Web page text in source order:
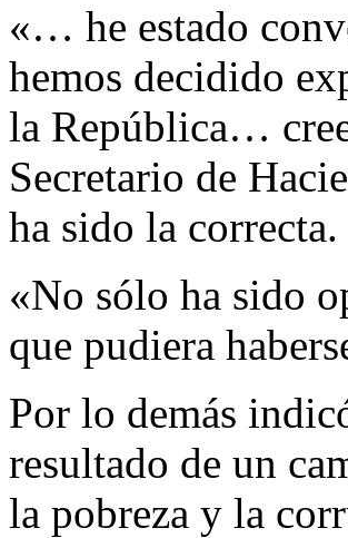
«… he estado
hemos decidido
la República…
Secretario de
ha sido la correcta.
«No sólo ha sido
que pudiera
Por lo demás
resultado de un
la pobreza y la